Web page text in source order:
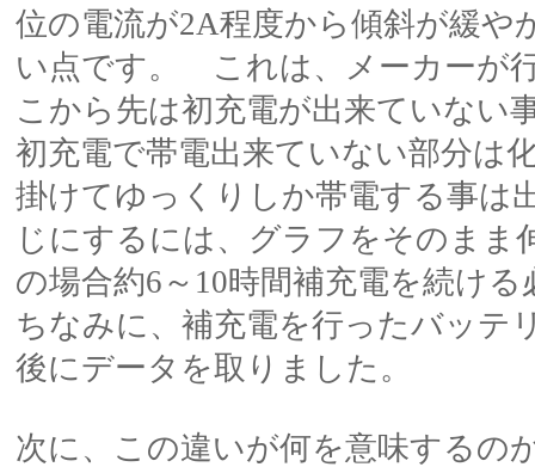
位の電流が2A程度から傾斜が緩や
い点です。 これは、メーカーが
こから先は初充電が出来ていない
初充電で帯電出来ていない部分は
掛けてゆっくりしか帯電する事
じにするには、グラフをそのまま
の場合約6～10時間補充電を続け
ちなみに、補充電を行ったバッテ
後にデータを取りました。
次に、この違いが何を意味するの